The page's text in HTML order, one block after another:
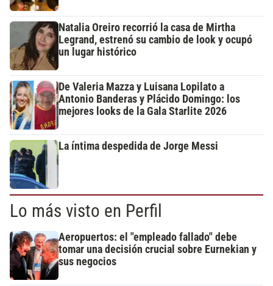
Natalia Oreiro recorrió la casa de Mirtha
Legrand, estrenó su cambio de look y ocupó
un lugar histórico
De Valeria Mazza y Luisana Lopilato a
Antonio Banderas y Plácido Domingo: los
mejores looks de la Gala Starlite 2026
La íntima despedida de Jorge Messi
Lo más visto en Perfil
Aeropuertos: el "empleado fallado" debe
tomar una decisión crucial sobre Eurnekian y
sus negocios